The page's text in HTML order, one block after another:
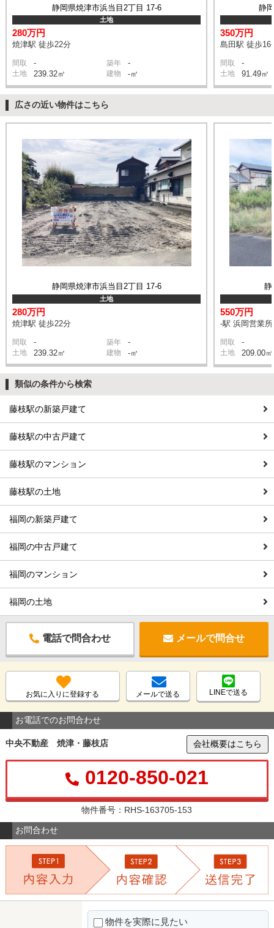
静岡県焼津市浜当目2丁目 17-6
土地
280万円
焼津駅 徒歩22分
間取 - 築年 -
土地 239.32㎡ 建物 -㎡
静
350万円
島田駅 徒歩16
間取 -
土地 91.49㎡
広さの近い物件はこちら
静岡県焼津市浜当目2丁目 17-6
土地
280万円
焼津駅 徒歩22分
間取 - 築年 -
土地 239.32㎡ 建物 -㎡
静
550万円
-駅 浜岡営業
間取 -
土地 209.00㎡
類似の条件から検索
藤枝駅の新築戸建て
藤枝駅の中古戸建て
藤枝駅のマンション
藤枝駅の土地
福岡の新築戸建て
福岡の中古戸建て
福岡のマンション
福岡の土地
電話で問合わせ メールで問合せ
お気に入りに登録する メールで送る LINEで送る
お電話でのお問合わせ
中央不動産 焼津・藤枝店 会社概要はこちら
0120-850-021
物件番号：RHS-163705-153
お問合わせ
物件を実際に見たい